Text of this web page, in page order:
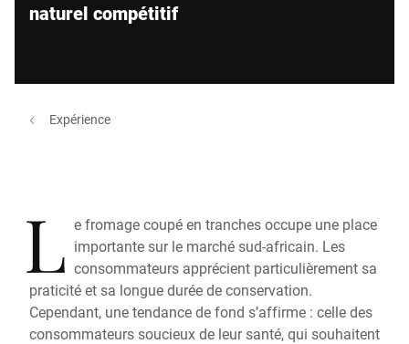
naturel compétitif
Expérience
L e fromage coupé en tranches occupe une place
importante sur le marché sud-africain. Les
consommateurs apprécient particulièrement sa
praticité et sa longue durée de conservation.
Cependant, une tendance de fond s’affirme : celle des
consommateurs soucieux de leur santé, qui souhaitent